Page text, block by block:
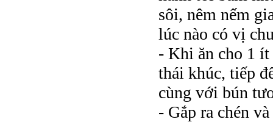
sôi, nêm nếm
lúc nào có vị
- Khi ăn cho 1 ít
thái khúc, tiếp
cùng với bún
- Gắp ra chén